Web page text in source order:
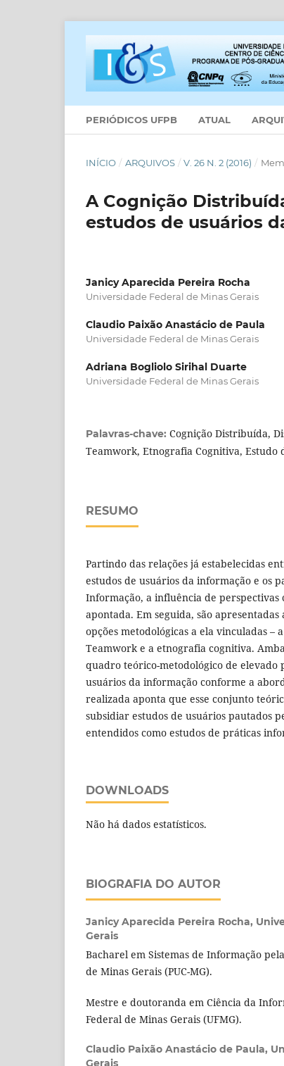
PERIÓDICOS UFPB ATUAL
INÍCIO / ARQUIVOS / V. 26 N. 2 (2016) /
A Cognição
estudos de usuários
Janicy Aparecida Pereira Rocha
Universidade Federal de Minas Gerais
Claudio Paixão Anastácio de Paula
Universidade Federal de Minas Gerais
Adriana Bogliolo Sirihal Duarte
Universidade Federal de Minas Gerais
Palavras-chave: Cognição Distribuída,
Teamwork, Etnografia Cognitiva, Estudo
RESUMO
Partindo das relações já estabelecidas
estudos de usuários da informação e os
Informação, a influência de perspectivas
apontada. Em seguida, são
opções metodológicas a ela vinculadas –
Teamwork e a etnografia cognitiva.
quadro teórico-metodológico de elevado
usuários da informação conforme a
realizada aponta que esse conjunto
subsidiar estudos de usuários pautados
entendidos como estudos de práticas
DOWNLOADS
Não há dados estatísticos.
BIOGRAFIA DO AUTOR
Janicy Aparecida Pereira Rocha,
Gerais
Bacharel em Sistemas de Informação
de Minas Gerais (PUC-MG).
Mestre e doutoranda em Ciência da
Federal de Minas Gerais (UFMG).
Claudio Paixão Anastácio de Paula,
Gerais